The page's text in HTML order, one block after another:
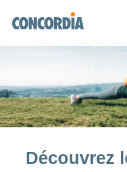
Chercher
Chercher
Chercher
Découvrez